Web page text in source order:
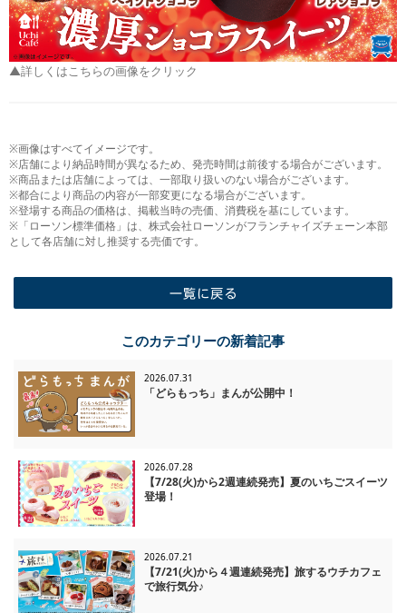
▲詳しくはこちらの画像をクリック
※画像はすべてイメージです。
※店舗により納品時間が異なるため、発売時間は前後する場合がございます。
※商品または店舗によっては、一部取り扱いのない場合がございます。
※都合により商品の内容が一部変更になる場合がございます。
※登場する商品の価格は、掲載当時の売価、消費税を基にしています。
※「ローソン標準価格」は、株式会社ローソンがフランチャイズチェーン本部
として各店舗に対し推奨する売価です。
このカテゴリーの新着記事
2026.07.31
「どらもっち」まんが公開中！
2026.07.28
【7/28(火)から2週連続発売】夏のいちごスイーツ
登場！
2026.07.21
【7/21(火)から４週連続発売】旅するウチカフェ
で旅行気分♪